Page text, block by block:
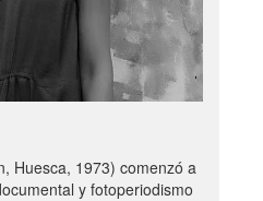
Huesca, 1973) comenzó a
y fotoperiodismo